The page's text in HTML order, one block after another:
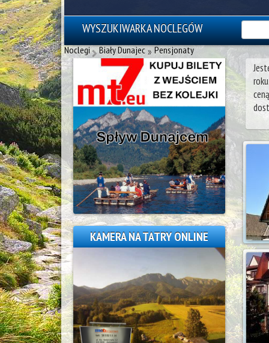
WYSZUKIWARKA NOCLEGÓW
Noclegi Biały Dunajec»Pensjonaty
reklama - noclegi Zakopane
KAMERA NA TATRY ONLINE